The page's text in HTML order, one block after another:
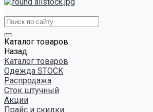
Каталог товаров
Назад
Каталог товаров
Одежда STOCK
Распродажа
Сток штучный
Акции
Прайс и скидки